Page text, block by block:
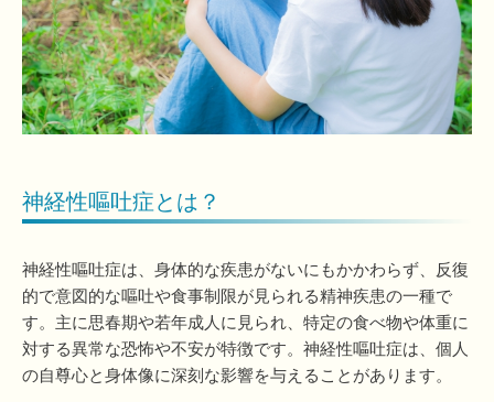
神経性嘔吐症とは？
神経性嘔吐症は、身体的な疾患がないにもかかわらず、反復
的で意図的な嘔吐や食事制限が見られる精神疾患の一種で
す。主に思春期や若年成人に見られ、特定の食べ物や体重に
対する異常な恐怖や不安が特徴です。神経性嘔吐症は、個人
の自尊心と身体像に深刻な影響を与えることがあります。